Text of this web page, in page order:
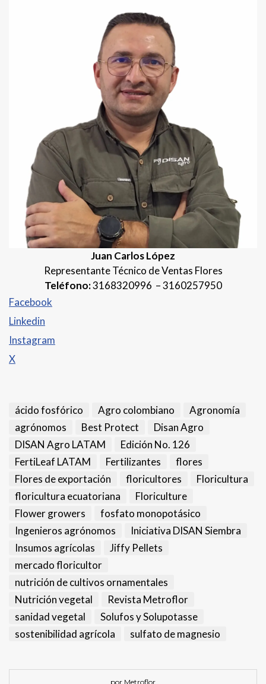
Juan Carlos López
Representante Técnico de Ventas Flores
Teléfono:3168320996 – 3160257950
Facebook
Linkedin
Instagram
X
ácido fosfórico Agro colombiano
Agronomía
agrónomos
Best Protect
Disan Agro
DISAN Agro LATAM
Edición No. 126
FertiLeaf LATAM
Fertilizantes
flores
Flores de exportación
floricultores
Floricultura
floricultura ecuatoriana
Floriculture
Flower growers
fosfato monopotásico
Ingenieros agrónomos
Iniciativa DISAN Siembra
Insumos agrícolas
Jiffy Pellets
mercado floricultor
nutrición de cultivos ornamentales
Nutrición vegetal
Revista Metroflor
sanidad vegetal
Solufos y Solupotasse
sostenibilidad agrícola
sulfato de magnesio
por Metroflor